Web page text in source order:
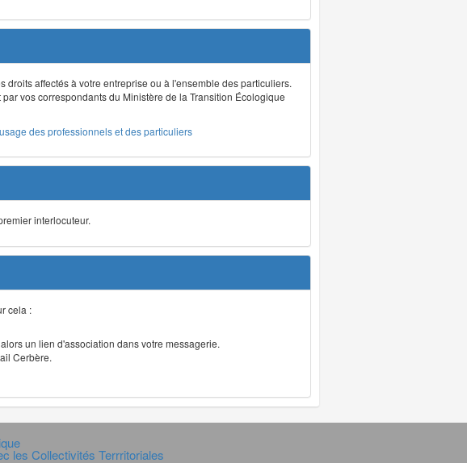
affectés à votre entreprise ou à l'ensemble des particuliers.
vos correspondants du Ministère de la Transition Écologique
des professionnels et des particuliers
interlocuteur.
cela :
un lien d'association dans votre messagerie.
Cerbère.
les Collectivités Terrritoriales